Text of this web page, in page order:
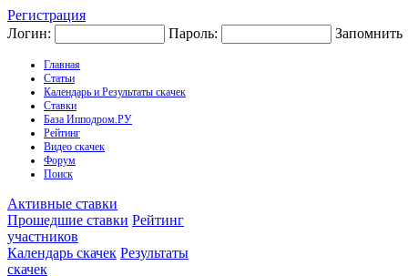
Регистрация
Логин:
Пароль: Запомнить
Главная
Статьи
Календарь и Результаты скачек
Ставки
База Ипподром.РУ
Рейтинг
Видео скачек
Форум
Поиск
Активные ставки
Прошедшие ставки Рейтинг
участников
Календарь скачек Результаты
скачек